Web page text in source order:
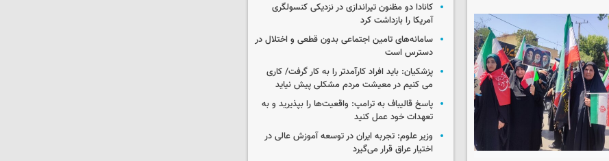
کانادا دو مظنون تیراندازی در نزدیکی کنسولگری
آمریکا را بازداشت کرد
سامانه‌های تامین اجتماعی بدون قطعی و اختلال در
دسترس است
پزشکیان: باید افراد کارآمدتر را به کار گرفت/ کاری
می کنیم در معیشت مردم مشکلی پیش نیاید
پاسخ قالیباف به ترامپ: واقعیت‌ها را بپذیرید و به
تعهدات خود عمل کنید
وزیر علوم: تجربه ایران در توسعه آموزش عالی در
اختیار عراق قرار می‌گیرد